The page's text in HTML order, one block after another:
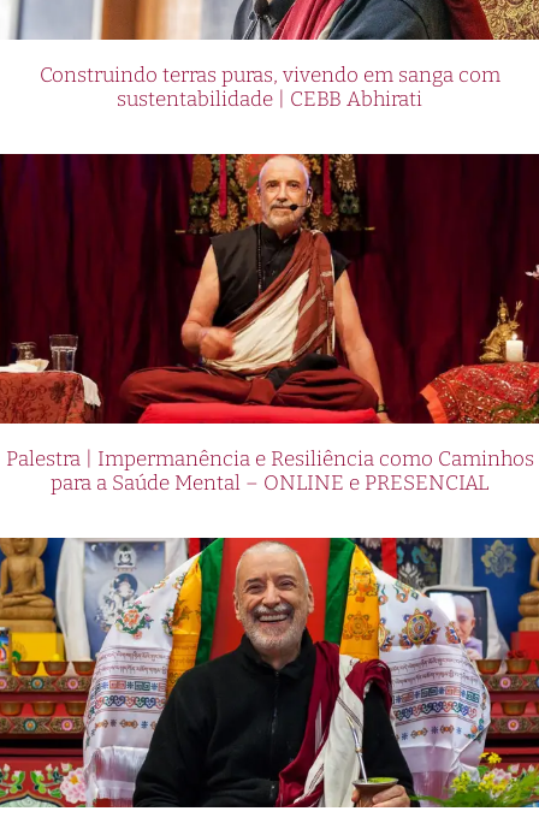
Construindo terras puras, vivendo em sanga com
sustentabilidade | CEBB Abhirati
Palestra | Impermanência e Resiliência como Caminhos
para a Saúde Mental – ONLINE e PRESENCIAL